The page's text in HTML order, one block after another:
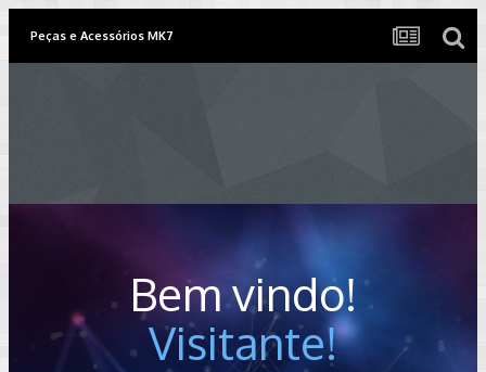
Peças e Acessórios MK7
Bem vindo!
Visitante!